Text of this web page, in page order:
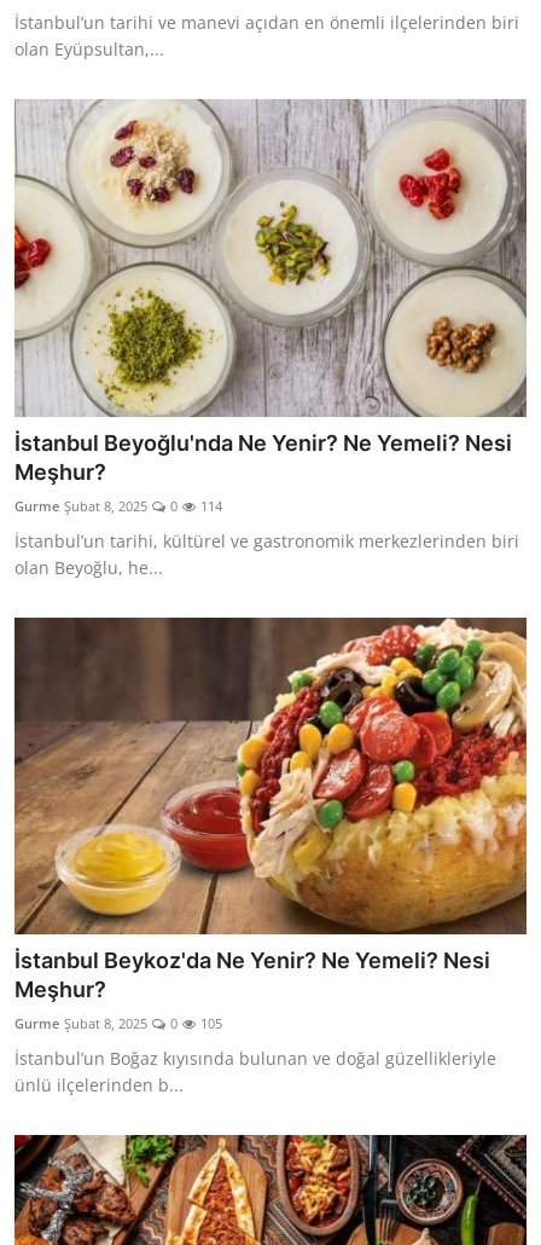
İstanbul’un tarihi ve manevi açıdan en önemli ilçelerinden biri
olan Eyüpsultan,...
İstanbul Beyoğlu'nda Ne Yenir? Ne Yemeli? Nesi
Meşhur?
Gurme Şubat 8, 2025 0 114
İstanbul’un tarihi, kültürel ve gastronomik merkezlerinden biri
olan Beyoğlu, he...
İstanbul Beykoz'da Ne Yenir? Ne Yemeli? Nesi
Meşhur?
Gurme Şubat 8, 2025 0 105
İstanbul’un Boğaz kıyısında bulunan ve doğal güzellikleriyle
ünlü ilçelerinden b...